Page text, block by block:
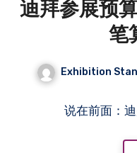
迪拜参展预
笔
Exhibition
说在前面：